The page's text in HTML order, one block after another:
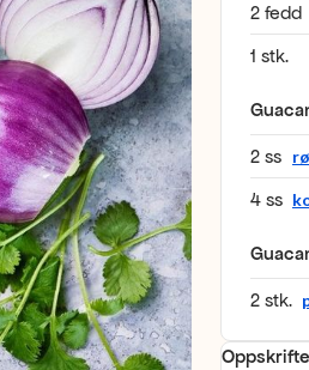
2 fedd
1 stk.
2 ss
4 ss
2 stk.